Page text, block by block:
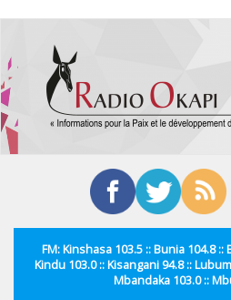
contenu
principal
FM: Kinshasa 103.5 :: Bunia 104.8 ::
Kindu 103.0 :: Kisangani 94.8 ::
Mbandaka 103.0 ::